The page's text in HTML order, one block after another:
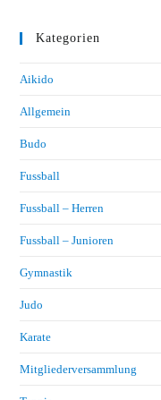
Kategorien
Aikido
Allgemein
Budo
Fussball
Fussball – Herren
Fussball – Junioren
Gymnastik
Judo
Karate
Mitgliederversammlung